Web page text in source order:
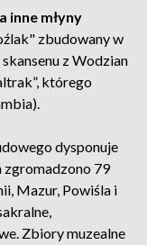
inne młyny
zbudowany w
z Wodzian
którego
dysponuje
zgromadzono 79
Mazur, Powiśla i
Zbiory muzealne